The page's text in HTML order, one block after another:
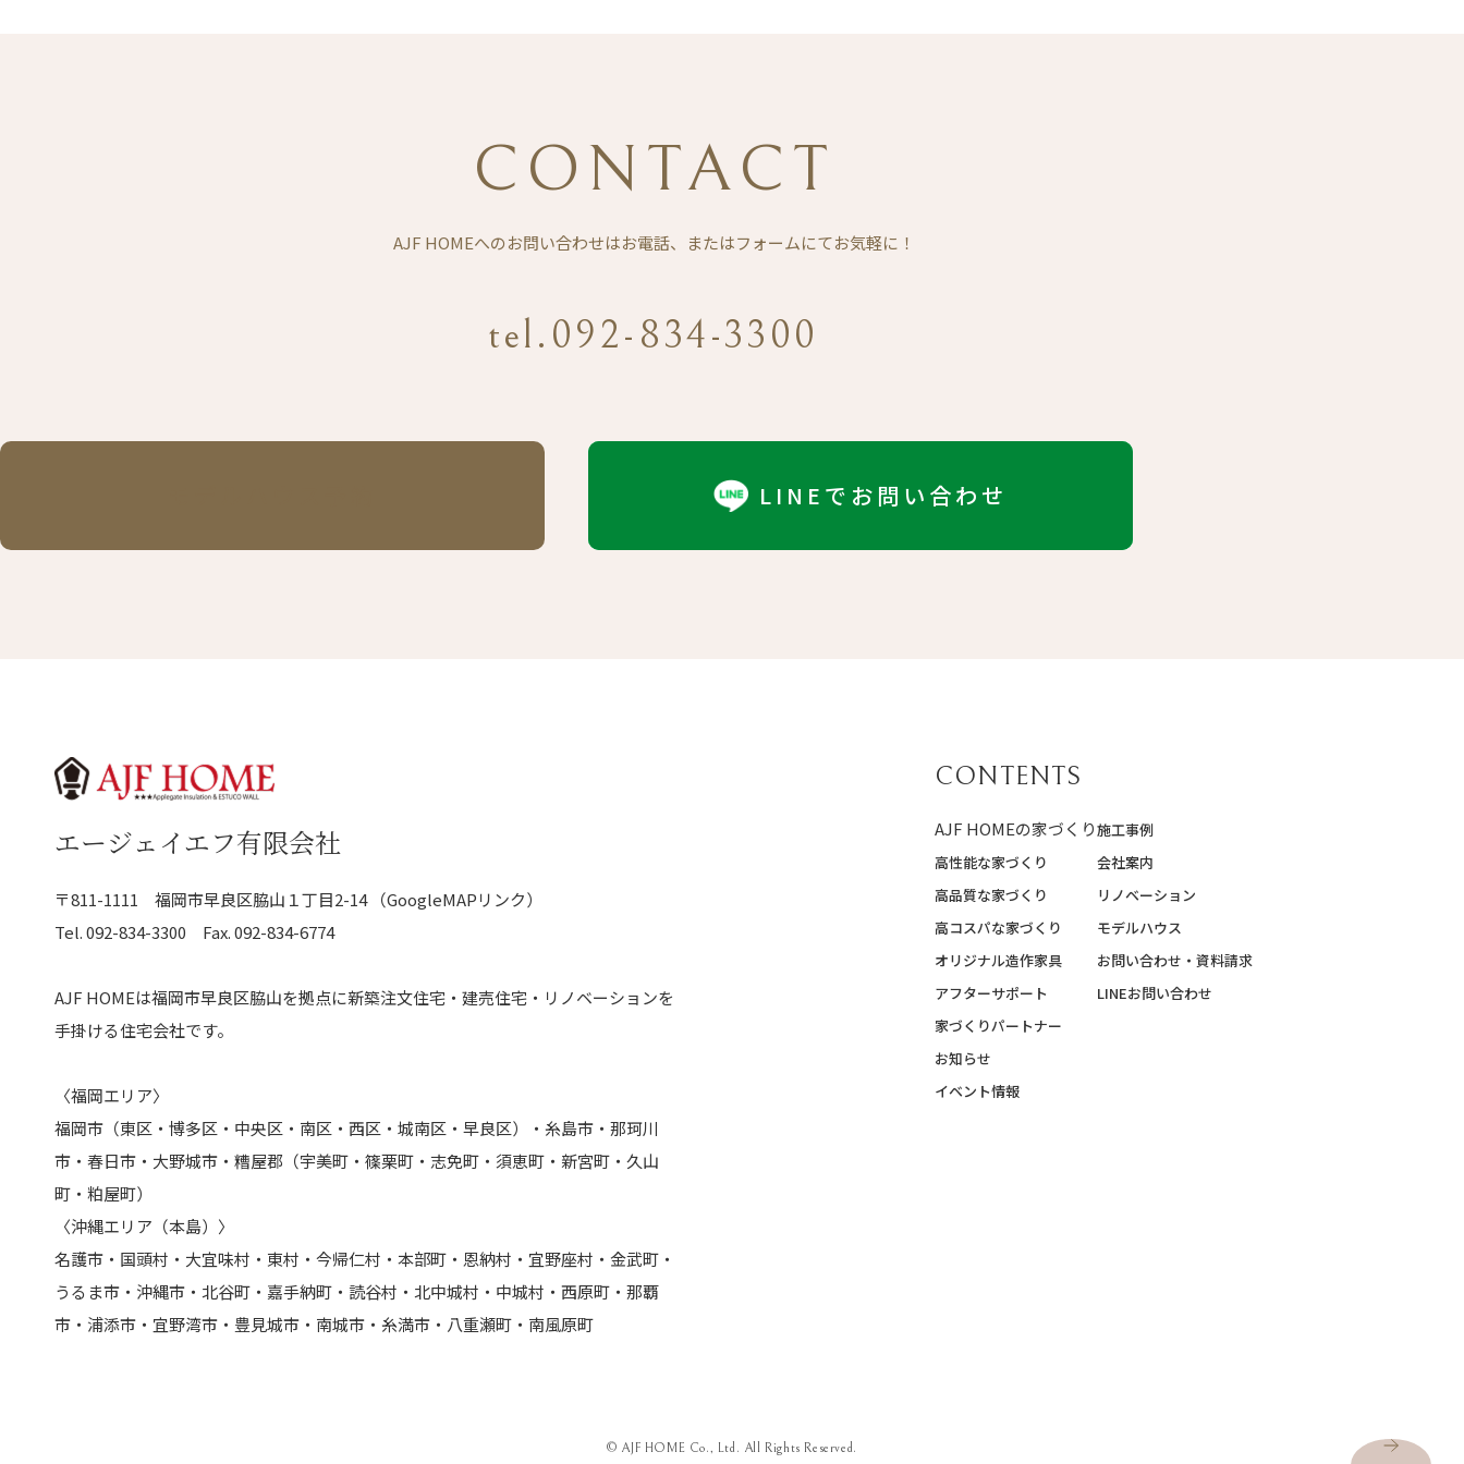
CONTACT
AJF HOMEへのお問い合わせはお電話、またはフォームにてお気軽に！
tel.092-834-3300
LINEでお問い合わせ
エージェイエフ有限会社
〒811-1111 福岡市早良区脇山１丁目2-14 （GoogleMAPリンク）
Tel.092-834-3300 Fax. 092-834-6774
AJF HOMEは福岡市早良区脇山を拠点に新築注文住宅・建売住宅・リノベーションを
手掛ける住宅会社です。
〈福岡エリア〉
福岡市（東区・博多区・中央区・南区・西区・城南区・早良区）・糸島市・那珂川
市・春日市・大野城市・糟屋郡（宇美町・篠栗町・志免町・須恵町・新宮町・久山
町・粕屋町）
〈沖縄エリア（本島）〉
名護市・国頭村・大宜味村・東村・今帰仁村・本部町・恩納村・宜野座村・金武町・
うるま市・沖縄市・北谷町・嘉手納町・読谷村・北中城村・中城村・西原町・那覇
市・浦添市・宜野湾市・豊見城市・南城市・糸満市・八重瀬町・南風原町
CONTENTS
AJF HOMEの家づくり
高性能な家づくり
高品質な家づくり
高コスパな家づくり
オリジナル造作家具
アフターサポート
家づくりパートナー
お知らせ
イベント情報
施工事例
会社案内
リノベーション
モデルハウス
お問い合わせ・資料請求
LINEお問い合わせ
© AJF HOME Co., Ltd. All Rights Reserved.